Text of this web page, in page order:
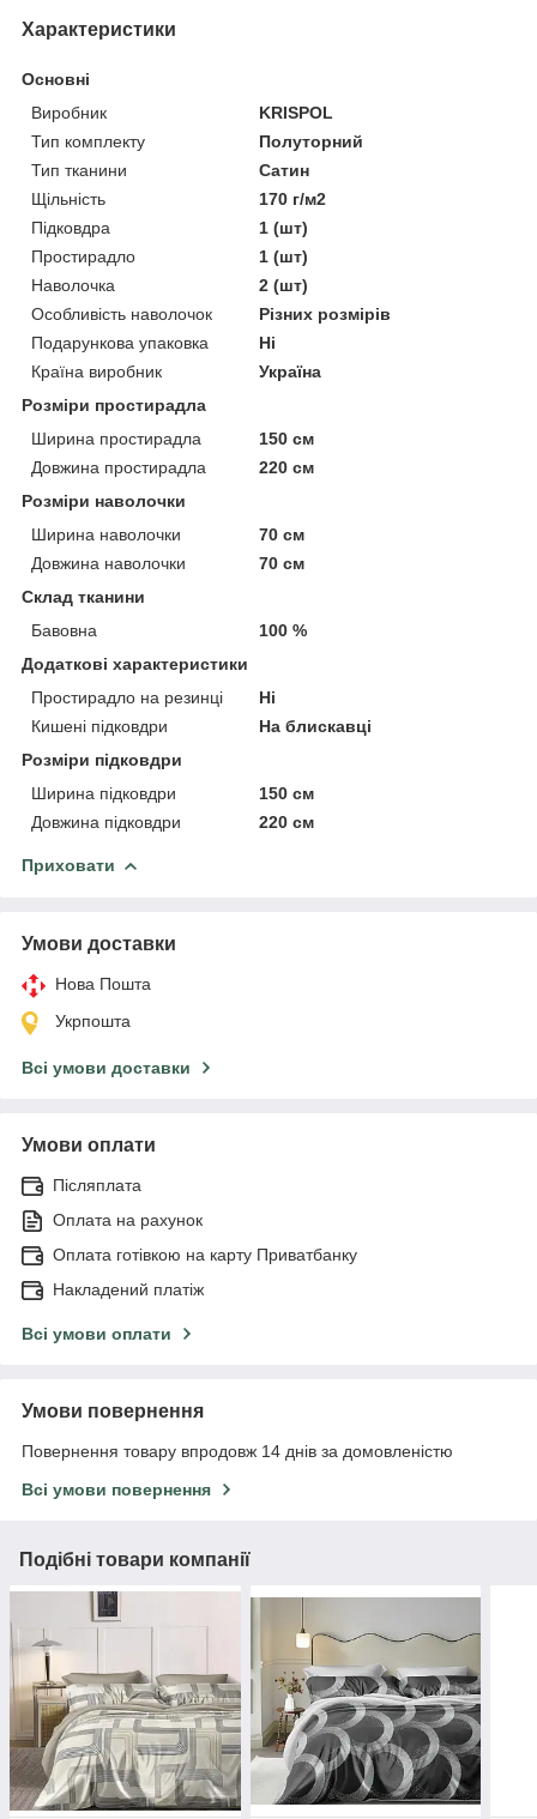
Характеристики
Основні
Виробник
KRISPOL
Тип комплекту
Полуторний
Тип тканини
Сатин
Щільність
170 г/м2
Підковдра
1 (шт)
Простирадло
1 (шт)
Наволочка
2 (шт)
Особливість наволочок
Різних розмірів
Подарункова упаковка
Ні
Країна виробник
Україна
Розміри простирадла
Ширина простирадла
150 см
Довжина простирадла
220 см
Розміри наволочки
Ширина наволочки
70 см
Довжина наволочки
70 см
Склад тканини
Бавовна
100 %
Додаткові характеристики
Простирадло на резинці
Ні
Кишені підковдри
На блискавці
Розміри підковдри
Ширина підковдри
150 см
Довжина підковдри
220 см
Приховати
Умови доставки
Нова Пошта
Укрпошта
Всі умови доставки
Умови оплати
Післяплата
Оплата на рахунок
Оплата готівкою на карту Приватбанку
Накладений платіж
Всі умови оплати
Умови повернення
Повернення товару впродовж 14 днів за домовленістю
Всі умови повернення
Подібні товари компанії